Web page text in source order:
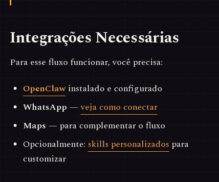
Integrações Necessárias
Para esse fluxo funcionar, você precisa:
OpenClawinstalado e configurado
WhatsApp —veja como conectar
Maps — para complementar o fluxo
Opcionalmente: skills personalizados para
customizar